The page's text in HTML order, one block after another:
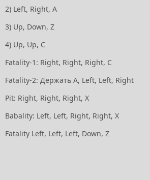
2) Left, Right, A
3) Up, Down, Z
4) Up, Up, C
Fatality-1: Right, Right, Right, C
Fatality-2: Держать А, Left, Left, Right
Pit: Right, Right, Right, X
Babality: Left, Left, Right, Right, X
Fatality Left, Left, Left, Down, Z